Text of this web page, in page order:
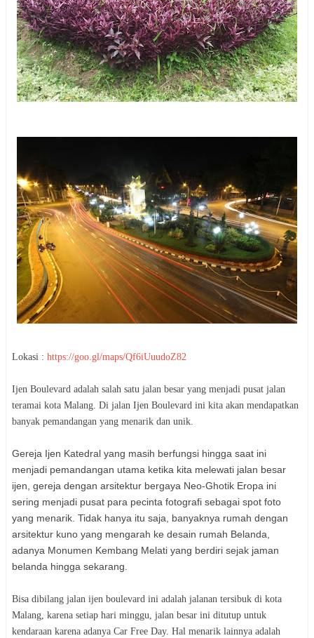
Lokasi : https://goo.gl/maps/Qf6iUuudoZ82
Ijen Boulevard adalah salah satu jalan besar yang menjadi pusat jalan
teramai kota Malang. Di jalan Ijen Boulevard ini kita akan mendapatkan
banyak pemandangan yang menarik dan unik.
Gereja Ijen Katedral yang masih berfungsi hingga saat ini
menjadi pemandangan utama ketika kita melewati jalan besar
ijen, gereja dengan arsitektur bergaya Neo-Ghotik Eropa ini
sering menjadi pusat para pecinta fotografi sebagai spot foto
yang menarik. Tidak hanya itu saja, banyaknya rumah dengan
arsitektur kuno yang mengarah ke desain rumah Belanda,
adanya Monumen Kembang Melati yang berdiri sejak jaman
belanda hingga sekarang.
Bisa dibilang jalan ijen boulevard ini adalah jalanan tersibuk di kota
Malang, karena setiap hari minggu, jalan besar ini ditutup untuk
kendaraan karena adanya Car Free Day. Hal menarik lainnya adalah